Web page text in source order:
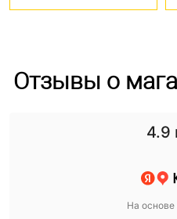
Отзывы о
4.9
На